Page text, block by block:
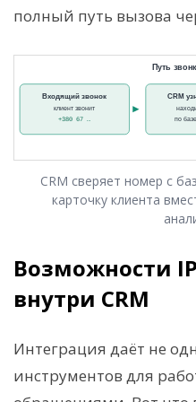
полный путь вызова
CRM сверяет номер с
карточку клиента
Возможности
внутри CRM
Интеграция даёт не
инструментов для